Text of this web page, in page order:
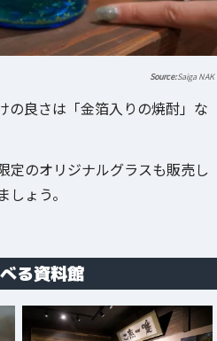
Saiga NAK
の良さは「金箔入りの焼酎」な
定のオリジナルグラスも販売し
ょう。
る資料館